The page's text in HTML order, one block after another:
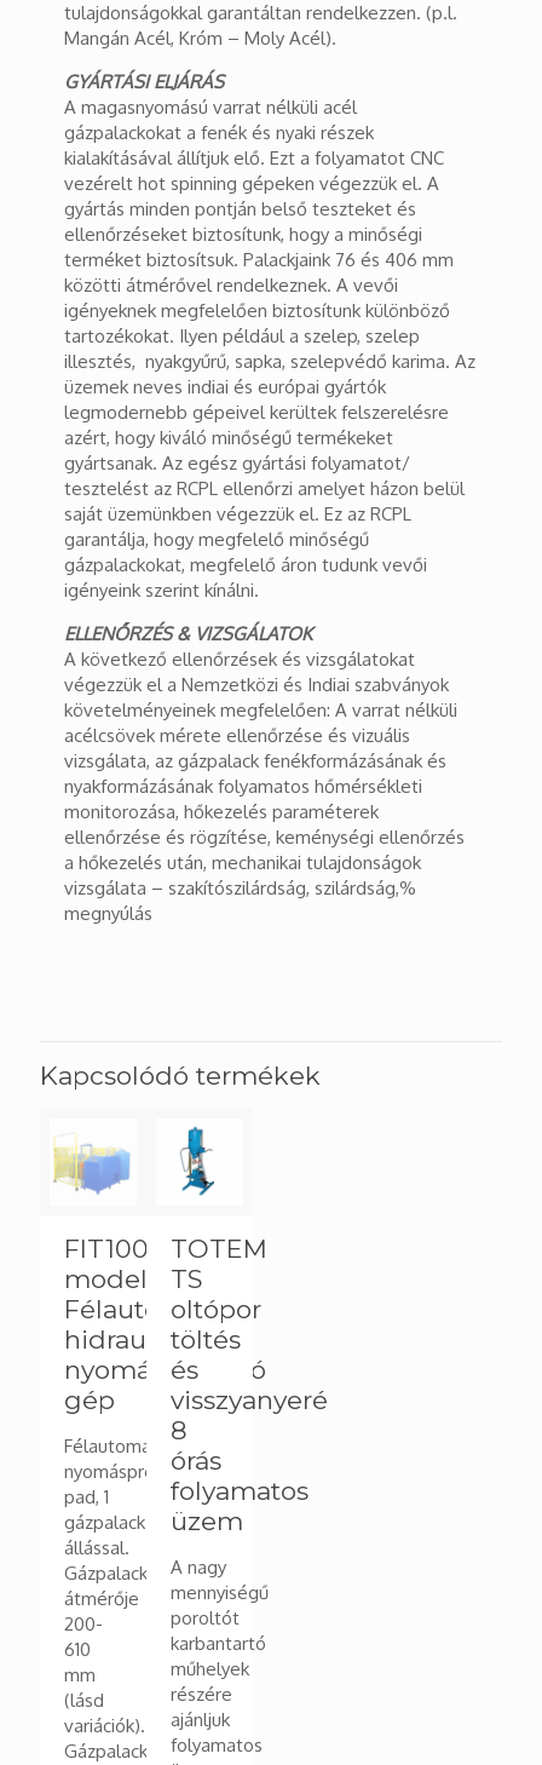
tulajdonságokkal garantáltan rendelkezzen. (p.l.
Mangán Acél, Króm – Moly Acél).
GYÁRTÁSI ELJÁRÁS
A magasnyomású varrat nélküli acél
gázpalackokat a fenék és nyaki részek
kialakításával állítjuk elő. Ezt a folyamatot CNC
vezérelt hot spinning gépeken végezzük el. A
gyártás minden pontján belső teszteket és
ellenőrzéseket biztosítunk, hogy a minőségi
terméket biztosítsuk. Palackjaink 76 és 406 mm
közötti átmérővel rendelkeznek. A vevői
igényeknek megfelelően biztosítunk különböző
tartozékokat. Ilyen például a szelep, szelep
illesztés, nyakgyűrű, sapka, szelepvédő karima. Az
üzemek neves indiai és európai gyártók
legmodernebb gépeivel kerültek felszerelésre
azért, hogy kiváló minőségű termékeket
gyártsanak. Az egész gyártási folyamatot/
tesztelést az RCPL ellenőrzi amelyet házon belül
saját üzemünkben végezzük el. Ez az RCPL
garantálja, hogy megfelelő minőségű
gázpalackokat, megfelelő áron tudunk vevői
igényeink szerint kínálni.
ELLENŐRZÉS & VIZSGÁLATOK
A következő ellenőrzések és vizsgálatokat
végezzük el a Nemzetközi és Indiai szabványok
követelményeinek megfelelően: A varrat nélküli
acélcsövek mérete ellenőrzése és vizuális
vizsgálata, az gázpalack fenékformázásának és
nyakformázásának folyamatos hőmérsékleti
monitorozása, hőkezelés paraméterek
ellenőrzése és rögzítése, keménységi ellenőrzés
a hőkezelés után, mechanikai tulajdonságok
vizsgálata – szakítószilárdság, szilárdság,%
megnyúlás
Kapcsolódó termékek
FIT100
model-
Félautomata
hidraulikus
nyomáspróbázó
gép
Félautomata
nyomáspróbázó
pad, 1
gázpalack
állással.
Gázpalack
átmérője
200-
610
mm
(lásd
variációk).
Gázpalack
TOTEM
TS
oltópor
töltés
és
visszyanyeré
8
órás
folyamatos
üzem
A nagy
mennyiségű
poroltót
karbantartó
műhelyek
részére
ajánljuk
folyamatos